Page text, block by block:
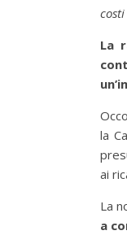
La
la
ai
La
a